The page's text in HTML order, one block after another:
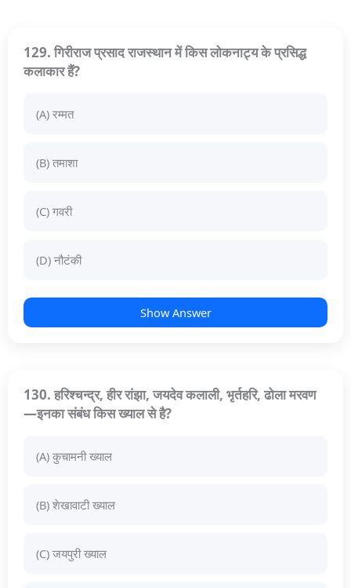
129. गिरीराज प्रसाद राजस्थान में किस लोकनाट्य के प्रसिद्ध
कलाकार हैं?
(A) रम्मत
(B) तमाशा
(C) गवरी
(D) नौटंकी
Show Answer
130. हरिश्चन्द्र, हीर रांझा, जयदेव कलाली, भृर्तहरि, ढोला मरवण
—इनका संबंध किस ख्याल से है?
(A) कुचामनी ख्याल
(B) शेखावाटी ख्याल
(C) जयपुरी ख्याल